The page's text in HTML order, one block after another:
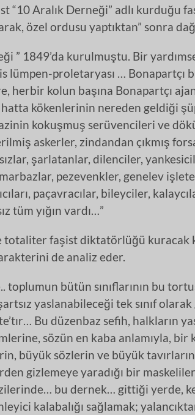
“10 Aralık Derneği” adlı kurduğu
özel ordusu yaptıktan” sonra
” 1849’da kurulmuştu. Bir
lümpen-proletaryası … Bonapartçı
herbir kolun başına Bonapartçı
kökenlerinin nereden geldiği
kokuşmuş serüvencileri ve
askerler, zindandan çıkmış
şarlatanlar, dilenciler,
pezevenkler, genelev
paçavracılar, bileyciler,
tüm yığın vardı…”
totaliter faşist diktatörlüğü kuracak
de analiz eder.
toplumun bütün sınıflarının bu
yaslanabileceği tek sınıf
Bu düzenbaz sefih, halkların
sözün en kaba anlamıyla, bir
büyük sözlerin ve büyük tavırların
gizlemeye yaradığı bir
bu dernek… gittiği yerde,
kalabalığı sağlamak;